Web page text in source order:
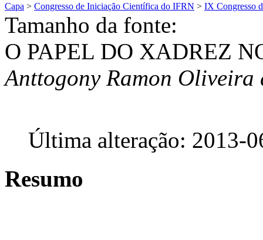
Capa > Congresso de Iniciação Científica do IFRN > IX Congresso
Tamanho da fonte:
O PAPEL DO XADREZ
Anttogony Ramon Oliveira
Última alteração: 2013-
Resumo